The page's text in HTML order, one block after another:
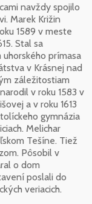
navždy spojilo
Marek Križin
1589 v meste
Stal sa
prímasa
v Krásnej nad
záležitostiam
v roku 1583 v
a v roku 1613
gymnázia
Melichar
Tešíne. Tiež
Pôsobil v
o dom
poslali do
veriacich.